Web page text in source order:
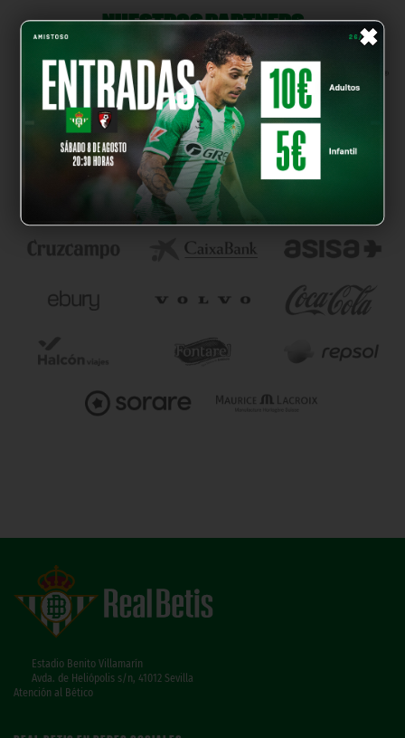
×
NUESTROS PARTNERS
Estadio Benito Villamarín
Avda. de Heliópolis s/n, 41012 Sevilla
Atención al Bético